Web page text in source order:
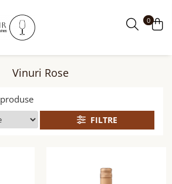
0
Vinuri Rose
produse
FILTRE